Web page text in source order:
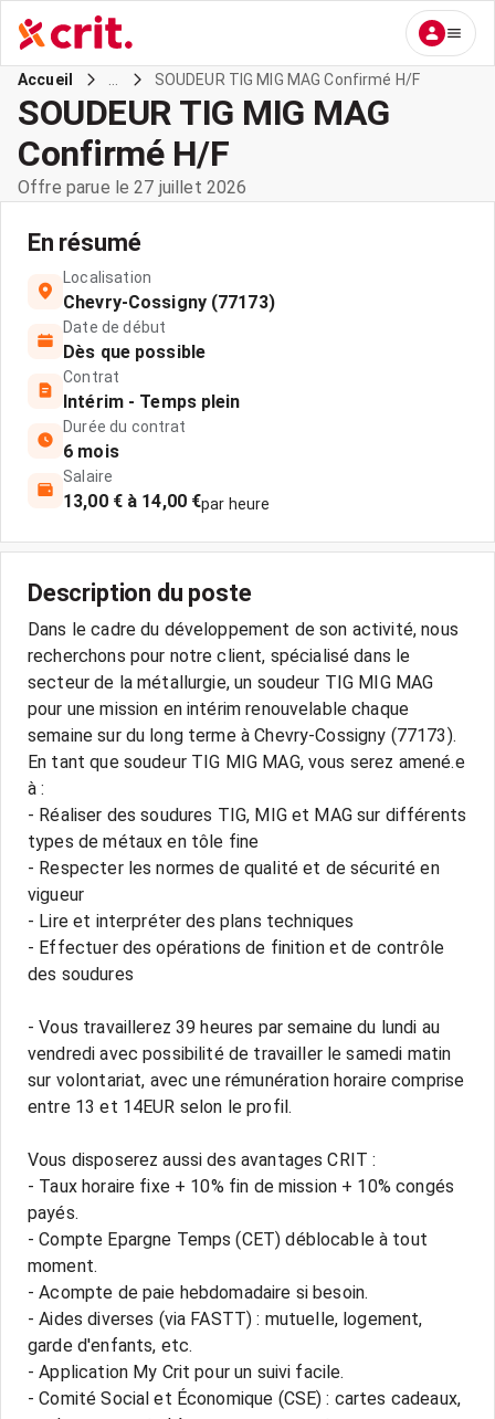
Accueil SOUDEUR TIG MIG MAG Confirmé H/F
SOUDEUR TIG MIG MAG
Confirmé H/F
Offre parue le 27 juillet 2026
En résumé
Localisation
Chevry-Cossigny (77173)
Date de début
Dès que possible
Contrat
Intérim - Temps plein
Durée du contrat
6 mois
Salaire
13,00 € à 14,00 €par heure
Description du poste
Dans le cadre du développement de son activité, nous
recherchons pour notre client, spécialisé dans le
secteur de la métallurgie, un soudeur TIG MIG MAG
pour une mission en intérim renouvelable chaque
semaine sur du long terme à Chevry-Cossigny (77173).
En tant que soudeur TIG MIG MAG, vous serez amené.e
à :
- Réaliser des soudures TIG, MIG et MAG sur différents
types de métaux en tôle fine
- Respecter les normes de qualité et de sécurité en
vigueur
- Lire et interpréter des plans techniques
- Effectuer des opérations de finition et de contrôle
des soudures
- Vous travaillerez 39 heures par semaine du lundi au
vendredi avec possibilité de travailler le samedi matin
sur volontariat, avec une rémunération horaire comprise
entre 13 et 14EUR selon le profil.
Vous disposerez aussi des avantages CRIT :
- Taux horaire fixe + 10% fin de mission + 10% congés
payés.
- Compte Epargne Temps (CET) déblocable à tout
moment.
- Acompte de paie hebdomadaire si besoin.
- Aides diverses (via FASTT) : mutuelle, logement,
garde d'enfants, etc.
- Application My Crit pour un suivi facile.
- Comité Social et Économique (CSE) : cartes cadeaux,